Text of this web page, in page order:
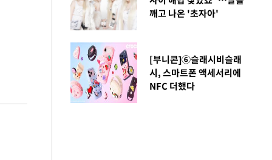
깨고 나온 '초자아'
[부니콘]⑥슬래시비슬래
시, 스마트폰 액세서리에
NFC 더했다